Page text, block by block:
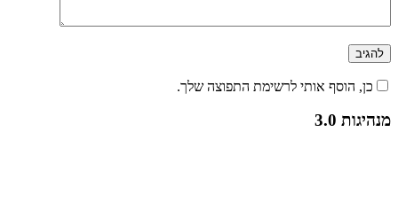
אותי לרשימת התפוצה שלך.